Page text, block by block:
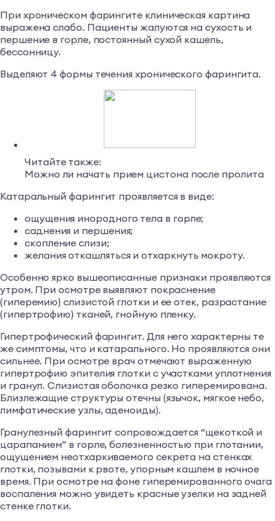
При хроническом фарингите клиническая картина
выражена слабо. Пациенты жалуются на сухость и
першение в горле, постоянный сухой кашель,
бессонницу.
Выделяют 4 формы течения хронического фарингита.
Читайте также:
Можно ли начать прием цистона после пролита
Катаральный фарингит проявляется в виде:
ощущения инородного тела в горле;
саднения и першения;
скопление слизи;
желания откашляться и отхаркнуть мокроту.
Особенно ярко вышеописанные признаки проявляются
утром. При осмотре выявляют покраснение
(гиперемию) слизистой глотки и ее отек, разрастание
(гипертрофию) тканей, гнойную пленку.
Гипертрофический фарингит. Для него характерны те
же симптомы, что и катарального. Но проявляются они
сильнее. При осмотре врач отмечают выраженную
гипертрофию эпителия глотки с участками уплотнения
и гранул. Слизистая оболочка резко гиперемирована.
Близлежащие структуры отечны (язычок, мягкое небо,
лимфатические узлы, аденоиды).
Гранулезный фарингит сопровождается “щекоткой и
царапанием” в горле, болезненностью при глотании,
ощущением неотхаркиваемого секрета на стенках
глотки, позывами к рвоте, упорным кашлем в ночное
время. При осмотре на фоне гиперемированного очага
воспаления можно увидеть красные узелки на задней
стенке глотки.